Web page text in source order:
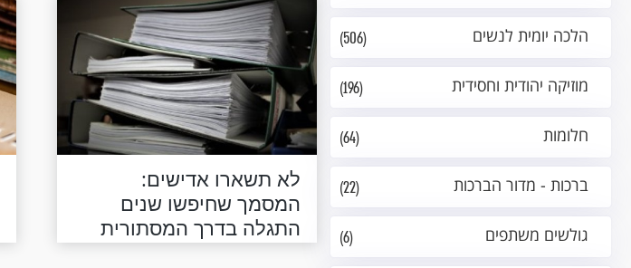
(506) הלכה יומית לנשים
(196) מוזיקה יהודית וחסידית
(64) חלומות
(22) ברכות - מדור הברכות
(6) גולשים משתפים
לא תשארו אדישים:
המסמך שחיפשו שנים
התגלה בדרך המסתורית
הזאת...